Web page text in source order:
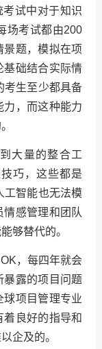
试中对于知识
场考试都由200
景题，模拟在项
基础结合实际情
考生至少都具备
力，而这种能力
大量的整合工
巧，这些都是
工智能也无法模
感管理和团队
够替代的。
，每四年就会
暴露的项目问题
球项目管理专业
着良好的指导和
企及的。